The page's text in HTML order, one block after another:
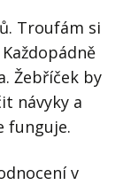
Troufám si
Žebříček by
návyky a
funguje.
v